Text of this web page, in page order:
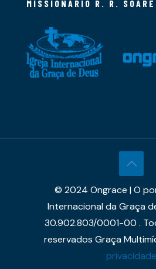
MISSIONÁRIO R. R.
© 2024 Ongrace | O
Internacional da Graça
30.902.803/0001-00 .
reservados Graça
privacidade